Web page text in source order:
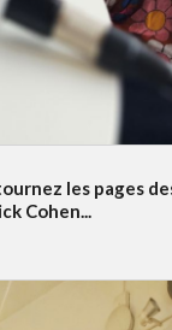
les pages
Cohen...